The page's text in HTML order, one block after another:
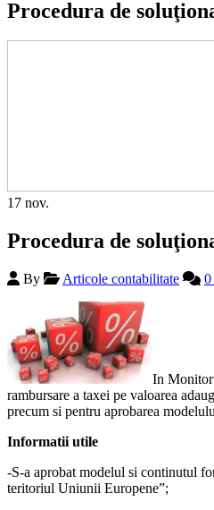
Procedura de
17 nov.
Procedura de
By Articole contabilitate 0
In
rambursare a taxei pe valoarea
precum si pentru aprobarea
Informatii utile
-S-a aprobat modelul si continutul
teritoriul Uniunii Europene”;